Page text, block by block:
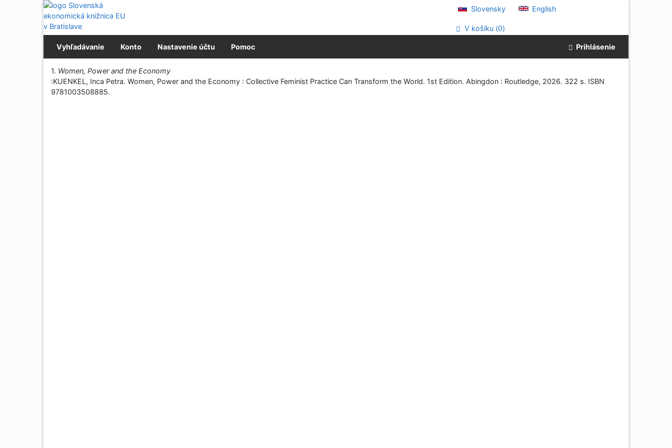
Prejsť na obsah
Prejsť na menu
Prehlásenie o webovej prístupnosti
Slovensky English
V košíku (0)
Vyhľadávanie Konto Nastavenie účtu Pomoc Prihlásenie
Vytlačiť
1. Women, Power and the Economy
:KUENKEL, Inca Petra. Women, Power and the Economy : Collective Feminist Practice Can Transform the World. 1st Edition. Abingdon : Routledge, 2026. 322 s. ISBN
9781003508885.